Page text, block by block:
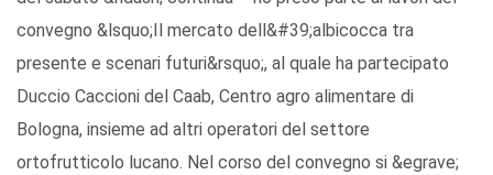
convegno &lsquo;Il mercato dell&#39;albicocca tra
presente e scenari futuri&rsquo;, al quale ha partecipato
Duccio Caccioni del Caab, Centro agro alimentare di
Bologna, insieme ad altri operatori del settore
ortofrutticolo lucano. Nel corso del convegno si &egrave;